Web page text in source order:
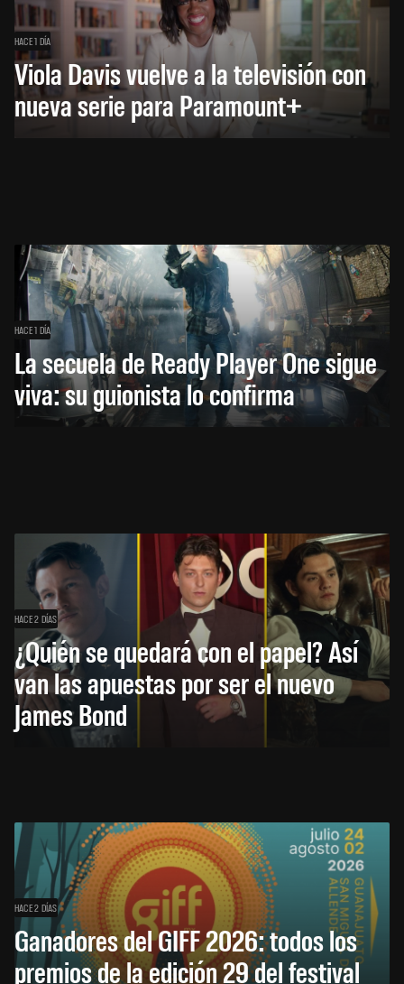
HACE 1 DÍA
Viola Davis vuelve a la televisión con
nueva serie para Paramount+
HACE 1 DÍA
La secuela de Ready Player One sigue
viva: su guionista lo confirma
HACE 2 DÍAS
¿Quién se quedará con el papel? Así
van las apuestas por ser el nuevo
James Bond
HACE 2 DÍAS
Ganadores del GIFF 2026: todos los
premios de la edición 29 del festival